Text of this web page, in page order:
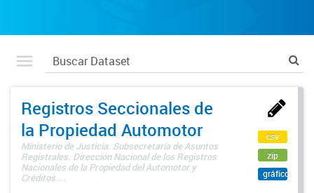
Registros Seccionales de
la Propiedad Automotor
Ministerio de Justicia. Subsecretaría de Asuntos
Registrales. Dirección Nacional de los Registros
Nacionales de la Propiedad del Automotor y
Créditos ...
csv
zip
gráfico